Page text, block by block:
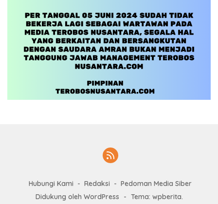
Hubungi Kami Redaksi
Pedoman Media Siber
Didukung oleh WordPress
- Tema: wpberita.